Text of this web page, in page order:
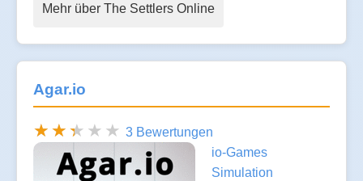
Mehr über The Settlers Online
Agar.io
3 Bewertungen
io-Games
Simulation